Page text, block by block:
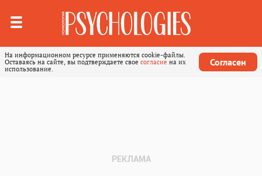
На информационном ресурсе применяются cookie-файлы.
Оставаясь на сайте, вы подтверждаете свое согласие на их
использование.
Согласен